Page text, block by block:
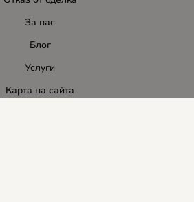
За нас
Блог
Услуги
Карта на сайта